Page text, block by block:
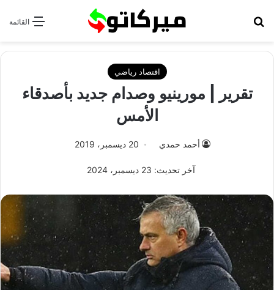
القائمة
اقتصاد رياضي
تقرير | مورينيو وصدام جديد بأصدقاء
الأمس
أحمد حمدي 20 ديسمبر، 2019
آخر تحديث: 23 ديسمبر، 2024